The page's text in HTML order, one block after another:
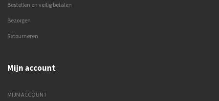
Bestellen en veilig betalen
Bezorgen
Retourneren
Mijn account
MIJN ACCOUNT